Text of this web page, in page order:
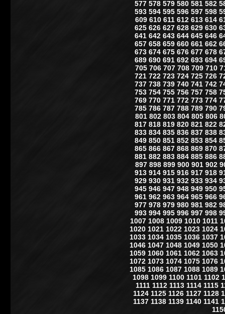
577 578 579 580 581 582
593 594 595 596 597 598
609 610 611 612 613 614
625 626 627 628 629 630
641 642 643 644 645 646
657 658 659 660 661 662
673 674 675 676 677 678
689 690 691 692 693 694
705 706 707 708 709 710
721 722 723 724 725 726
737 738 739 740 741 742
753 754 755 756 757 758
769 770 771 772 773 774
785 786 787 788 789 790
801 802 803 804 805 806
817 818 819 820 821 822
833 834 835 836 837 838
849 850 851 852 853 854
865 866 867 868 869 870
881 882 883 884 885 886
897 898 899 900 901 902
913 914 915 916 917 918
929 930 931 932 933 934
945 946 947 948 949 950
961 962 963 964 965 966
977 978 979 980 981 982
993 994 995 996 997 998
1007 1008 1009 1010 1011
1020 1021 1022 1023 1024
1033 1034 1035 1036 1037
1046 1047 1048 1049 1050
1059 1060 1061 1062 1063
1072 1073 1074 1075 1076
1085 1086 1087 1088 1089
1098 1099 1100 1101 1102
1111 1112 1113 1114 1115
1124 1125 1126 1127 1128
1137 1138 1139 1140 1141